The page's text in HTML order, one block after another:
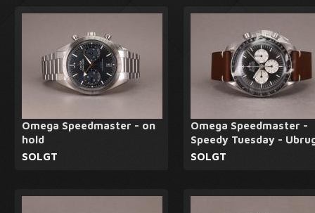
Omega Speedmaster - on
hold
SOLGT
Omega Speedmaster -
Speedy Tuesday -
SOLGT